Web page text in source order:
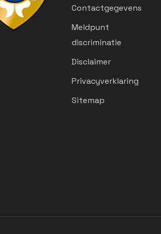
Contactgegevens
Meldpunt
discriminatie
Disclaimer
Privacyverklaring
Sitemap